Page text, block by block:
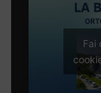
Fai